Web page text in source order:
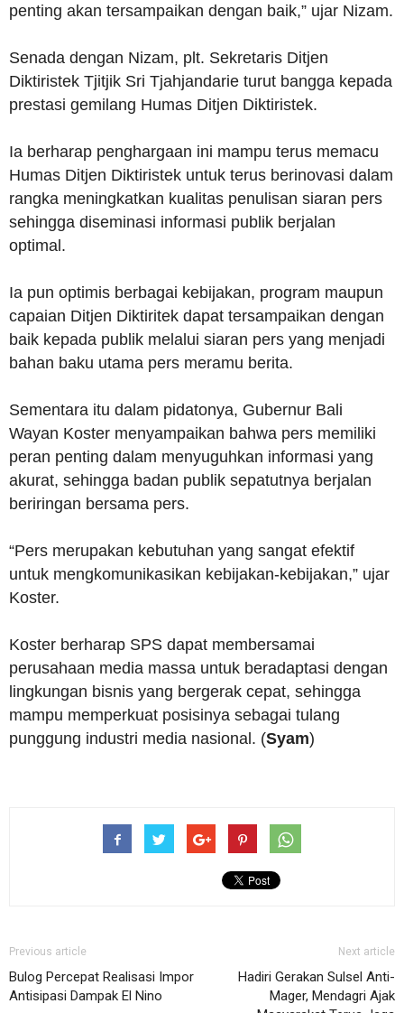
penting akan tersampaikan dengan baik,” ujar Nizam.
Senada dengan Nizam, plt. Sekretaris Ditjen
Diktiristek Tjitjik Sri Tjahjandarie turut bangga kepada
prestasi gemilang Humas Ditjen Diktiristek.
Ia berharap penghargaan ini mampu terus memacu
Humas Ditjen Diktiristek untuk terus berinovasi dalam
rangka meningkatkan kualitas penulisan siaran pers
sehingga diseminasi informasi publik berjalan
optimal.
Ia pun optimis berbagai kebijakan, program maupun
capaian Ditjen Diktiritek dapat tersampaikan dengan
baik kepada publik melalui siaran pers yang menjadi
bahan baku utama pers meramu berita.
Sementara itu dalam pidatonya, Gubernur Bali
Wayan Koster menyampaikan bahwa pers memiliki
peran penting dalam menyuguhkan informasi yang
akurat, sehingga badan publik sepatutnya berjalan
beriringan bersama pers.
“Pers merupakan kebutuhan yang sangat efektif
untuk mengkomunikasikan kebijakan-kebijakan,” ujar
Koster.
Koster berharap SPS dapat membersamai
perusahaan media massa untuk beradaptasi dengan
lingkungan bisnis yang bergerak cepat, sehingga
mampu memperkuat posisinya sebagai tulang
punggung industri media nasional. (Syam)
Previous article
Bulog Percepat Realisasi Impor
Antisipasi Dampak El Nino
Next article
Hadiri Gerakan Sulsel Anti-
Mager, Mendagri Ajak